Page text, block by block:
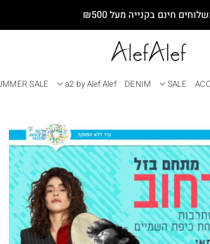
חינם בקנייה מעל ₪500
SALE
DENIM
a2 by Alef Alef
SALE